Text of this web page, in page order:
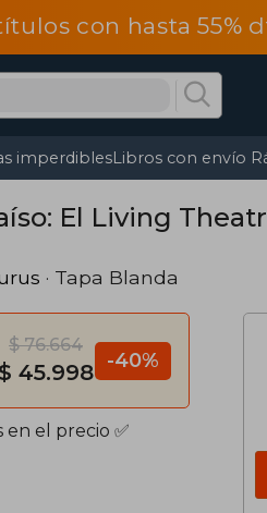
con hasta 55%
imperdiblesLibros con envío
El Living
· Tapa Blanda
$ 76.664
$ 45.998 -40%
el precio ✅